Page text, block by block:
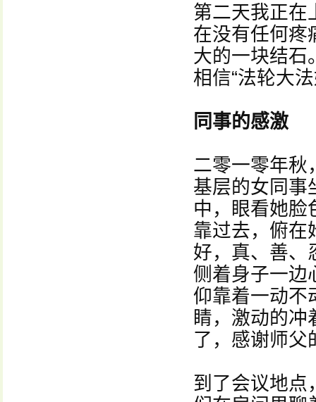
第二天我正在
在没有任何疼
大的一块结石
相信“法轮大
同事的感激
二零一零年秋
基层的女同事
中，眼看她脸
靠过去，俯在
好，真、善、
侧着身子一边
仰靠着一动不
睛，激动的冲
了，感谢师父
到了会议地点